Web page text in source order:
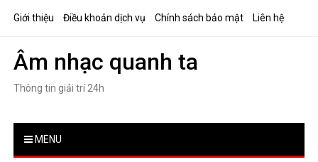
Giới thiệu Điều khoản dịch vụ Chính sách bảo mật Liên hệ
Âm nhạc quanh ta
Thông tin giải trí 24h
MENU